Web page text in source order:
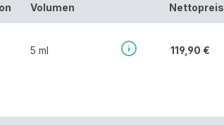
Volumen Nettopreis
5 ml 119,90 €